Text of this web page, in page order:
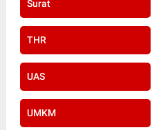
Surat
THR
UAS
UMKM